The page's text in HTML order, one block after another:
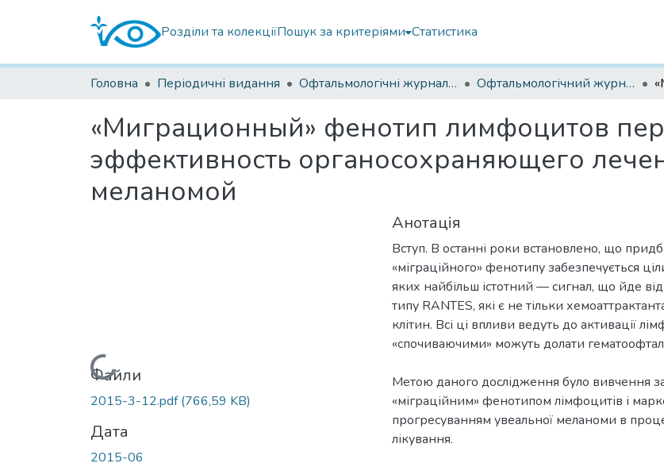
Розділи та колекціїПошук за критеріями Статистика
Головна Періодичні видання Офтальмологічні журнали українські Офтальмологічний журнал 2015
«Миграционный» фенотип лимфоцитов
эффективность органосохраняющего
меланомой
Вантажиться...Файли
2015-3-12.pdf(766,59 KB)
Дата
2015-06
Анотація
Вступ. В останні роки встановлено, що
«міграційного» фенотипу забезпечується
яких найбільш істотний — сигнал, що йде
типу RANTES, які є не тільки
клітин. Всі ці впливи ведуть до активації
«спочиваючими» можуть долати
Метою даного дослідження було вивчення
«міграційним» фенотипом лімфоцитів і
прогресуванням увеальної меланоми в
лікування.